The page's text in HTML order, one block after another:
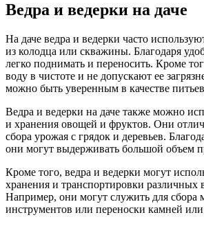
Ведра и ведерки на даче
На даче ведра и ведерки часто
из колодца или скважины. Благодаря
легко поднимать и переносить. Кроме
воду в чистоте и не допускают ее
можно быть уверенным в качестве
Ведра и ведерки на даче также можно
и хранения овощей и фруктов. Они
сбора урожая с грядок и деревьев.
они могут выдерживать большой объем
Кроме того, ведра и ведерки могут
хранения и транспортировки различных
Например, они могут служить для сбора
инструментов или переноски камней или